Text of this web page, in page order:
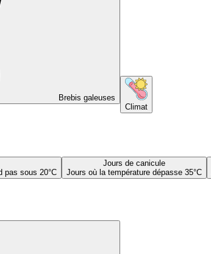
Brebis galeuses
Climat
pas sous 20°C
Jours de canicule
Jours où la température dépasse 35°C